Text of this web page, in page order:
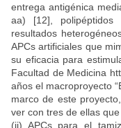
entrega antigénica
aa) [12], polipéptidos
resultados
APCs artificiales que
su eficacia para
Facultad de Medicina
años el macroproyecto
marco de este
ver con tres de ellas
(ii) APCs para el